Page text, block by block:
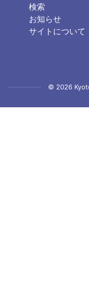
検索
お知らせ
サイトについて
© 2026